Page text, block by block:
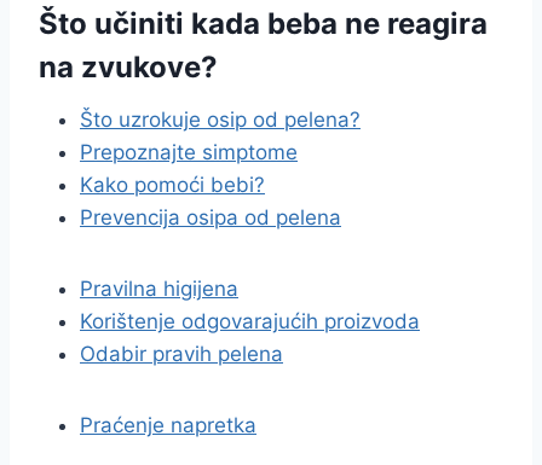
Što učiniti kada beba ne reagira
na zvukove?
Što uzrokuje osip od pelena?
Prepoznajte simptome
Kako pomoći bebi?
Prevencija osipa od pelena
Pravilna higijena
Korištenje odgovarajućih proizvoda
Odabir pravih pelena
Praćenje napretka